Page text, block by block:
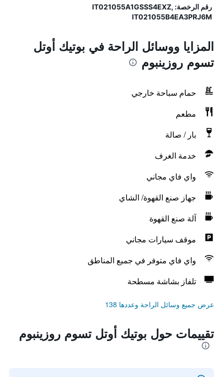
رقم الرخصة: IT021055A1GSSS4EXZ,
IT021055B4EA3PRJ6M
المزايا ووسائل الراحة في بوتيك أوتل
تسوم روزينبوم
حمام سباحة خارجي
مطعم
بار / صالة
خدمة الغرف
واي فاي مجاني
جهاز صنع القهوة/ الشاي
آلة صنع القهوة
موقف سيارات مجاني
واي فاي متوفر في جميع المناطق
تلفاز بشاشة مسطحة
عرض جميع وسائل الراحة وعددها 138
تقييمات حول بوتيك أوتل تسوم روزينبوم